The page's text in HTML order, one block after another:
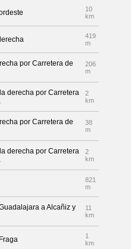
10
km
419
m
por Carretera de
206
m
derecha por Carretera
2
km
por Carretera de
38
m
derecha por Carretera
2
km
821
m
a Alcañiz y
11
km
1
km